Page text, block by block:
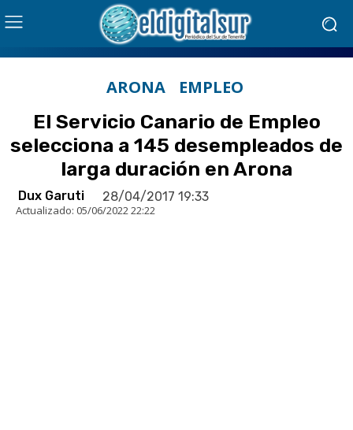
ARONA EMPLEO
El Servicio Canario de Empleo
selecciona a 145 desempleados de
larga duración en Arona
Dux Garuti 28/04/2017 19:33
Actualizado: 05/06/2022 22:22